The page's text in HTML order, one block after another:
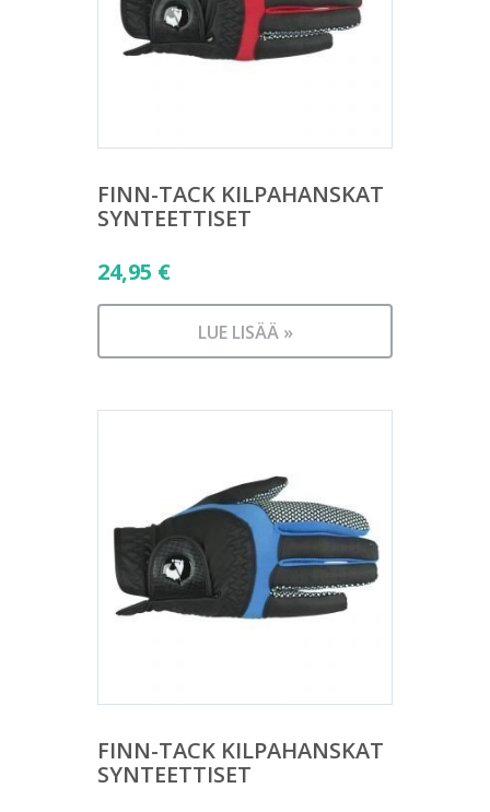
FINN-TACK KILPAHANSKAT
SYNTEETTISET
24,95 €
LUE LISÄÄ »
FINN-TACK KILPAHANSKAT
SYNTEETTISET